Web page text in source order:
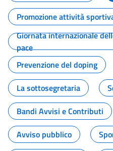
Promozione attività
Giornata internazionale
pace
Prevenzione del doping
La sottosegretaria
Bandi Avvisi e Contributi
Avviso pubblico